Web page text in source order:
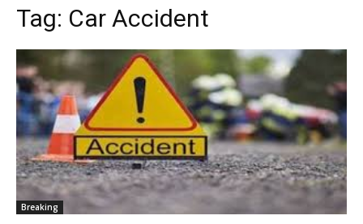
Tag: Car Accident
Breaking